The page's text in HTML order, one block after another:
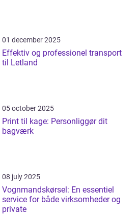
01 december 2025
Effektiv og professionel transport
til Letland
05 october 2025
Print til kage: Personliggør dit
bagværk
08 july 2025
Vognmandskørsel: En essentiel
service for både virksomheder og
private